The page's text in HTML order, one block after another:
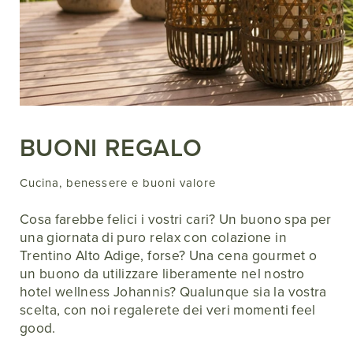
BUONI REGALO
Cucina, benessere e buoni valore
Cosa farebbe felici i vostri cari? Un buono spa per
una giornata di puro relax con colazione in
Trentino Alto Adige, forse? Una cena gourmet o
un buono da utilizzare liberamente nel nostro
hotel wellness Johannis? Qualunque sia la vostra
scelta, con noi regalerete dei veri momenti feel
good.